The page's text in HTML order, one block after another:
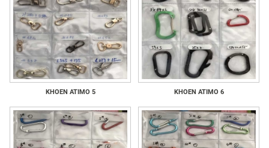
KHOEN ATIMO 5 KHOEN ATIMO 6